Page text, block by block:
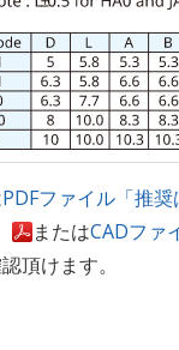
PDFファイル「推
またはCADファ
頂けます。